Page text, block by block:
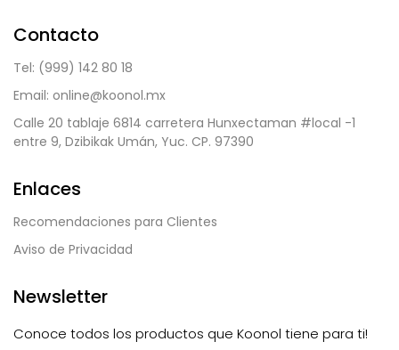
Contacto
Tel: (999) 142 80 18
Email: online@koonol.mx
Calle 20 tablaje 6814 carretera Hunxectaman #local -1
entre 9, Dzibikak Umán, Yuc. CP. 97390
Enlaces
Recomendaciones para Clientes
Aviso de Privacidad
Newsletter
Conoce todos los productos que Koonol tiene para ti!